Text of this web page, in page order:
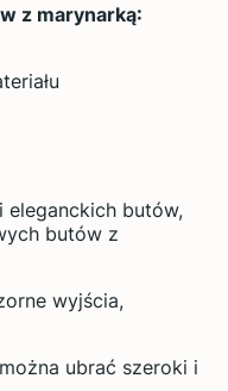
z marynarką:
eleganckich butów,
butów z
wyjścia,
ubrać szeroki i